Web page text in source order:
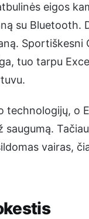
eigos
su Bluetooth.
Sportiškesni
tuo tarpu
technologijų, o
vairas,